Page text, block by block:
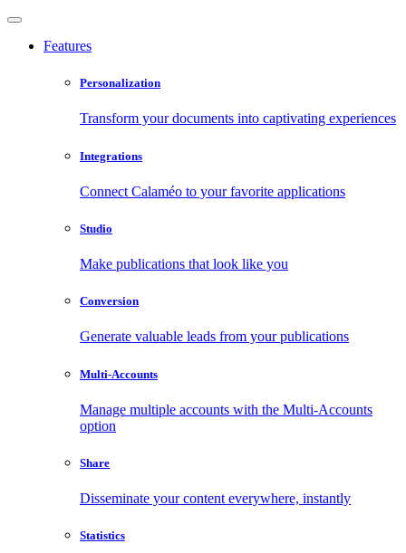
Features
Personalization
Transform your documents into captivating experiences
Integrations
Connect Calaméo to your favorite applications
Studio
Make publications that look like you
Conversion
Generate valuable leads from your publications
Multi-Accounts
Manage multiple accounts with the Multi-Accounts
option
Share
Disseminate your content everywhere, instantly
Statistics